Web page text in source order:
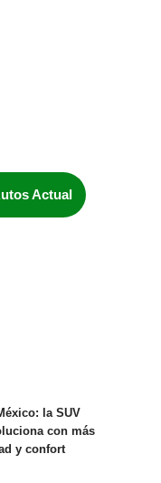
Actual
la SUV
con más
y confort